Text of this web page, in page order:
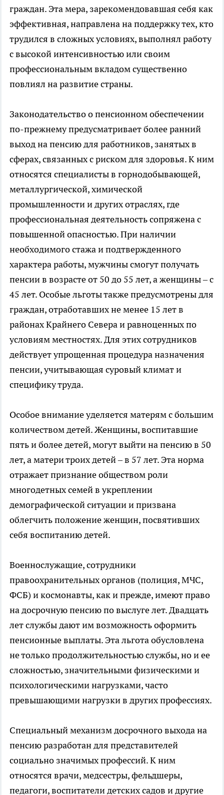
граждан. Эта мера, зарекомендовавшая себя как
эффективная, направлена на поддержку тех, кто
трудился в сложных условиях, выполнял работу
с высокой интенсивностью или своим
профессиональным вкладом существенно
повлиял на развитие страны.
Законодательство о пенсионном обеспечении
по-прежнему предусматривает более ранний
выход на пенсию для работников, занятых в
сферах, связанных с риском для здоровья. К ним
относятся специалисты в горнодобывающей,
металлургической, химической
промышленности и других отраслях, где
профессиональная деятельность сопряжена с
повышенной опасностью. При наличии
необходимого стажа и подтвержденного
характера работы, мужчины смогут получать
пенсии в возрасте от 50 до 55 лет, а женщины – с
45 лет. Особые льготы также предусмотрены для
граждан, отработавших не менее 15 лет в
районах Крайнего Севера и равноценных по
условиям местностях. Для этих сотрудников
действует упрощенная процедура назначения
пенсии, учитывающая суровый климат и
специфику труда.
Особое внимание уделяется матерям с большим
количеством детей. Женщины, воспитавшие
пять и более детей, могут выйти на пенсию в 50
лет, а матери троих детей – в 57 лет. Эта норма
отражает признание обществом роли
многодетных семей в укреплении
демографической ситуации и призвана
облегчить положение женщин, посвятивших
себя воспитанию детей.
Военнослужащие, сотрудники
правоохранительных органов (полиция, МЧС,
ФСБ) и космонавты, как и прежде, имеют право
на досрочную пенсию по выслуге лет. Двадцать
лет службы дают им возможность оформить
пенсионные выплаты. Эта льгота обусловлена
не только продолжительностью службы, но и ее
сложностью, значительными физическими и
психологическими нагрузками, часто
превышающими нагрузки в других профессиях.
Специальный механизм досрочного выхода на
пенсию разработан для представителей
социально значимых профессий. К ним
относятся врачи, медсестры, фельдшеры,
педагоги, воспитатели детских садов и другие